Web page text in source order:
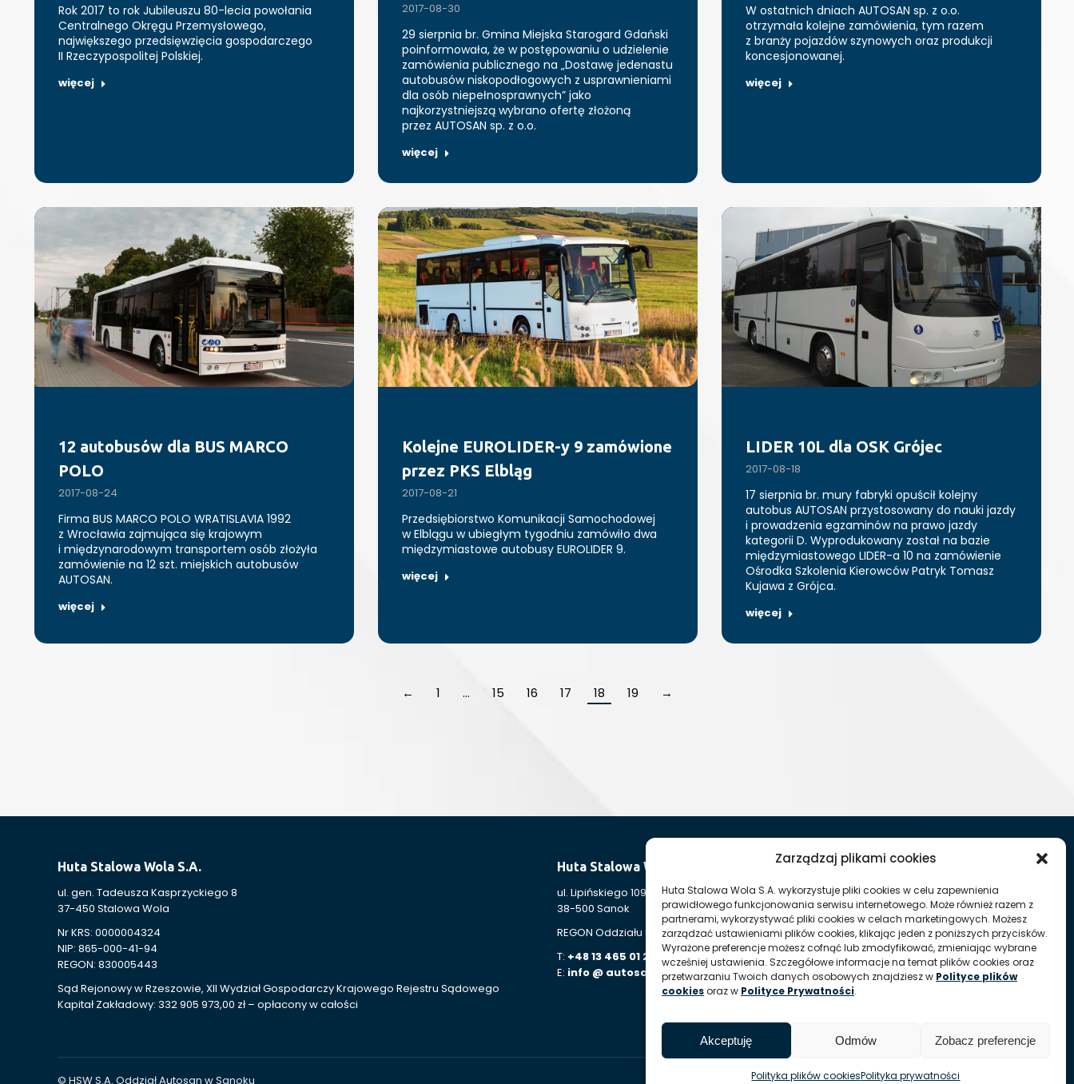
Zarządzaj plikami cookies
Huta Stalowa Wola S.A. wykorzystuje pliki cookies w celu zapewnienia
prawidłowego funkcjonowania serwisu internetowego. Może również razem z
partnerami, wykorzystywać pliki cookies w celach marketingowych. Możesz
zarządzać ustawieniami plików cookies, klikając jeden z poniższych przycisków.
Wyrażone preferencje możesz cofnąć lub zmodyfikować, zmieniając wybrane
wcześniej ustawienia. Szczegółowe informacje na temat plików cookies oraz
przetwarzaniu Twoich danych osobowych znajdziesz w Polityce plików
cookiesoraz w Polityce Prywatności.
Akceptuję Odmów Zobacz preferencje
Polityka plików cookiesPolityka prywatności
Rok 2017 to rok Jubileuszu 80-lecia powołania
Centralnego Okręgu Przemysłowego,
największego przedsięwzięcia gospodarczego
II Rzeczypospolitej Polskiej.
więcej
2017-08-30
29 sierpnia br. Gmina Miejska Starogard Gdański
poinformowała, że w postępowaniu o udzielenie
zamówienia publicznego na „Dostawę jedenastu
autobusów niskopodłogowych z usprawnieniami
dla osób niepełnosprawnych” jako
najkorzystniejszą wybrano ofertę złożoną
przez AUTOSAN sp. z o.o.
więcej
W ostatnich dniach AUTOSAN sp. z o.o.
otrzymała kolejne zamówienia, tym razem
z branży pojazdów szynowych oraz produkcji
koncesjonowanej.
więcej
12 autobusów dla BUS MARCO
POLO
2017-08-24
Firma BUS MARCO POLO WRATISLAVIA 1992
z Wrocławia zajmująca się krajowym
i międzynarodowym transportem osób złożyła
zamówienie na 12 szt. miejskich autobusów
AUTOSAN.
więcej
Kolejne EUROLIDER-y 9 zamówione
przez PKS Elbląg
2017-08-21
Przedsiębiorstwo Komunikacji Samochodowej
w Elblągu w ubiegłym tygodniu zamówiło dwa
międzymiastowe autobusy EUROLIDER 9.
więcej
LIDER 10L dla OSK Grójec
2017-08-18
17 sierpnia br. mury fabryki opuścił kolejny
autobus AUTOSAN przystosowany do nauki jazdy
i prowadzenia egzaminów na prawo jazdy
kategorii D. Wyprodukowany został na bazie
międzymiastowego LIDER-a 10 na zamówienie
Ośrodka Szkolenia Kierowców Patryk Tomasz
Kujawa z Grójca.
więcej
← 1 … 15 16 17 18 19 →
Huta Stalowa Wola S.A.
ul. gen. Tadeusza Kasprzyckiego 8
37-450 Stalowa Wola
Nr KRS: 0000004324
NIP: 865-000-41-94
REGON: 830005443
Sąd Rejonowy w Rzeszowie, XII Wydział Gospodarczy Krajowego Rejestru Sądowego
Kapitał Zakładowy: 332 905 973,00 zł – opłacony w całości
Huta Stalowa Wola S.A. Oddział Autosan w Sanoku
ul. Lipińskiego 109
38-500 Sanok
REGON Oddziału 830005443-00214
T: +48 13 465 01 26
E: info @ autosan hsw pl
© HSW S.A. Oddział Autosan w Sanoku